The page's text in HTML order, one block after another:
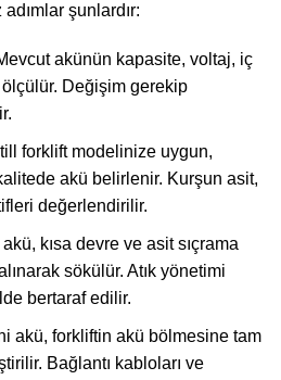
şunlardır:
akünün kapasite, voltaj, iç
ölçülür. Değişim gerekip
forklift modelinize uygun,
akü belirlenir. Kurşun asit,
değerlendirilir.
kısa devre ve asit sıçrama
sökülür. Atık yönetimi
bertaraf edilir.
akü, forkliftin akü bölmesine tam
Bağlantı kabloları ve